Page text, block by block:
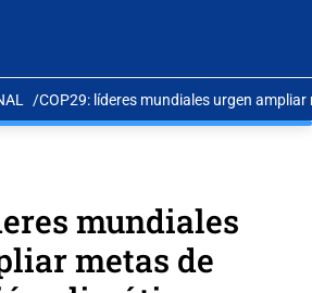
COP29: líderes mundiales urgen
mundiales
metas de